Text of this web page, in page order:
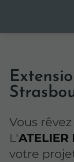
Vous
L'ATELIER
votre